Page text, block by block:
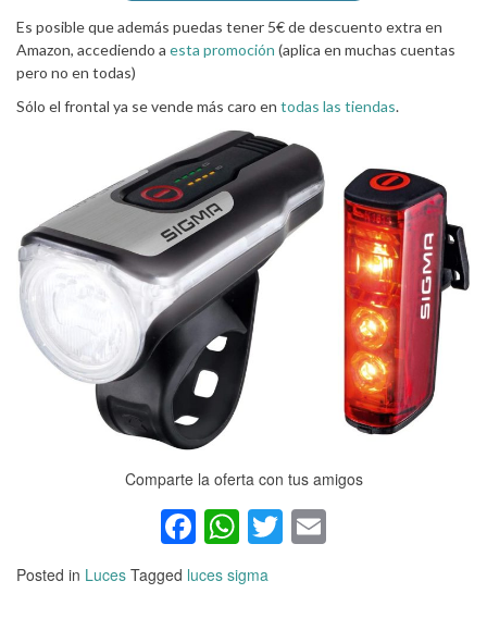
Es posible que además puedas tener 5€ de descuento extra en
Amazon, accediendo a esta promoción (aplica en muchas cuentas
pero no en todas)
Sólo el frontal ya se vende más caro en todas las tiendas.
Comparte la oferta con tus amigos
Facebook
WhatsApp
Twitter
Posted in Luces Tagged luces sigma